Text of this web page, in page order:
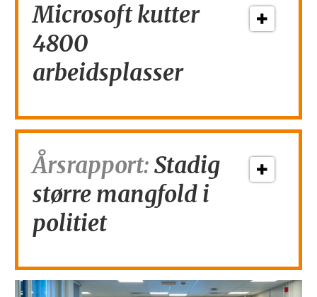
Microsoft kutter
4800
arbeidsplasser
Årsrapport: Stadig
større mangfold i
politiet